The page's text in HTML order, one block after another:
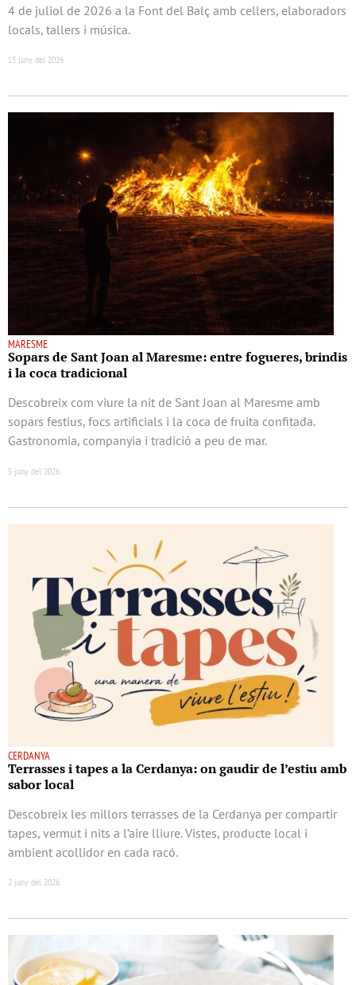
4 de juliol de 2026 a la Font del Balç amb cellers, elaboradors
locals, tallers i música.
15 juny del 2026
MARESME
Sopars de Sant Joan al Maresme: entre fogueres, brindis
i la coca tradicional
Descobreix com viure la nit de Sant Joan al Maresme amb
sopars festius, focs artificials i la coca de fruita confitada.
Gastronomia, companyia i tradició a peu de mar.
5 juny del 2026
CERDANYA
Terrasses i tapes a la Cerdanya: on gaudir de l’estiu amb
sabor local
Descobreix les millors terrasses de la Cerdanya per compartir
tapes, vermut i nits a l’aire lliure. Vistes, producte local i
ambient acollidor en cada racó.
2 juny del 2026